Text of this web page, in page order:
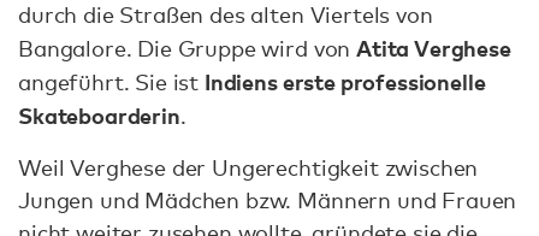
durch die Straßen des alten Viertels von
Bangalore. Die Gruppe wird vonAtita Verghese
angeführt. Sie ist Indiens erste professionelle
Skateboarderin.
Weil Verghese der Ungerechtigkeit zwischen
Jungen und Mädchen bzw. Männern und Frauen